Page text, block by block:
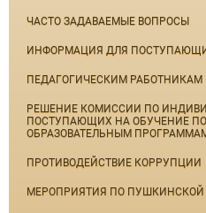
ЧАСТО ЗАДАВАЕМЫЕ ВОПРОСЫ
ИНФОРМАЦИЯ ДЛЯ
ПЕДАГОГИЧЕСКИМ РАБОТНИКАМ
РЕШЕНИЕ КОМИССИИ ПО
ПОСТУПАЮЩИХ НА ОБУЧЕНИЕ
ОБРАЗОВАТЕЛЬНЫМ
ПРОТИВОДЕЙСТВИЕ КОРРУПЦИИ
МЕРОПРИЯТИЯ ПО ПУШКИНСКОЙ